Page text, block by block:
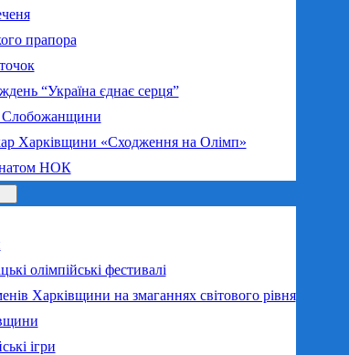
прапора
“Україна єднає серця”
Слобожанщини
Харківщини «Сходження на Олімп»
НОК
олімпійські фестивалі
Харківщини на змаганнях світового рівня
ігри